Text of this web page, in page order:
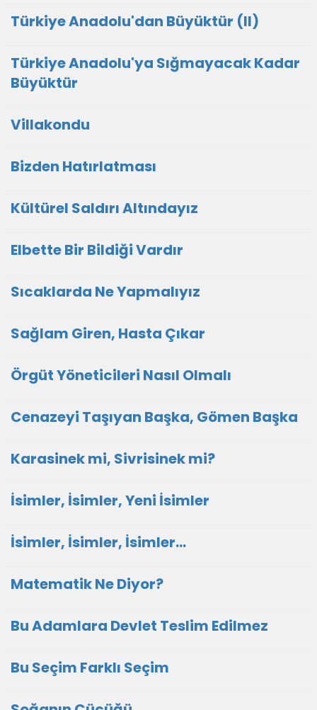
Türkiye Anadolu'dan Büyüktür (II)
Türkiye Anadolu'ya Sığmayacak Kadar
Büyüktür
Villakondu
Bizden Hatırlatması
Kültürel Saldırı Altındayız
Elbette Bir Bildiği Vardır
Sıcaklarda Ne Yapmalıyız
Sağlam Giren, Hasta Çıkar
Örgüt Yöneticileri Nasıl Olmalı
Cenazeyi Taşıyan Başka, Gömen Başka
Karasinek mi, Sivrisinek mi?
İsimler, İsimler, Yeni İsimler
İsimler, İsimler, İsimler...
Matematik Ne Diyor?
Bu Adamlara Devlet Teslim Edilmez
Bu Seçim Farklı Seçim